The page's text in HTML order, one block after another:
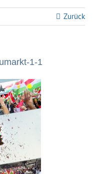
Zurück
1-1